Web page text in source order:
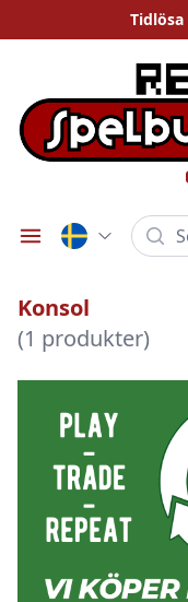
Tidlösa
Öppna meny
Sök
Konsol
(1 produkter)